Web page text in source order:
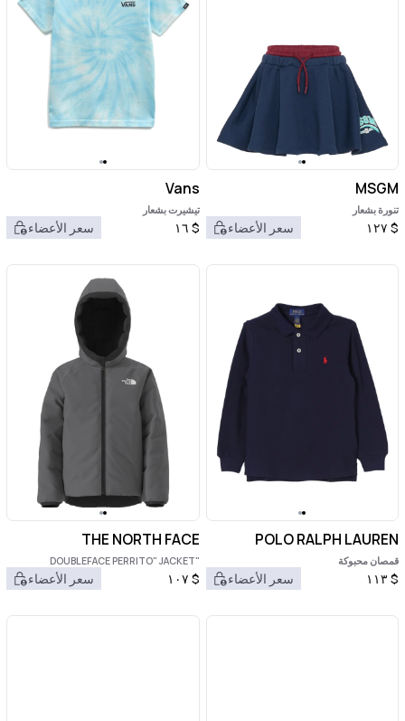
MSGM
تنورة بشعار
$ ١٢٧ سعر الأعضاء
Vans
تيشيرت بشعار
$ ١٦ سعر الأعضاء
POLO RALPH LAUREN
قمصان محبوكة
$١١٣ سعر الأعضاء
THE NORTH FACE
"DOUBLEFACE PERRITO" JACKET
$ ١٠٧ سعر الأعضاء